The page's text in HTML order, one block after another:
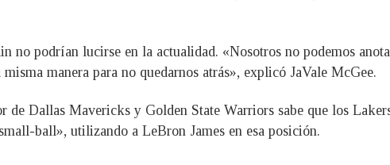
no podrían lucirse en la actualidad. «Nosotros no podemos
manera para no quedarnos atrás», explicó JaVale McGee.
de Dallas Mavericks y Golden State Warriors sabe que los
ball», utilizando a LeBron James en esa posición.